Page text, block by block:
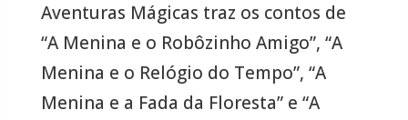
Aventuras Mágicas traz os contos de
“A Menina e o Robôzinho Amigo”, “A
Menina e o Relógio do Tempo”, “A
Menina e a Fada da Floresta” e “A